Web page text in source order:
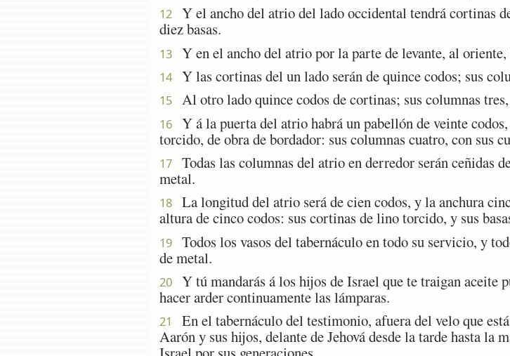
12
Y el ancho del atrio del lado occidental tendrá cortinas
diez basas.
13 Y en el ancho del atrio por la parte de levante, al
14 Y las cortinas del un lado serán de quince codos; sus
15 Al otro lado quince codos de cortinas; sus columnas tres,
16
Y á la puerta del atrio habrá un pabellón de veinte
torcido, de obra de bordador: sus columnas cuatro, con sus
17
Todas las columnas del atrio en derredor serán ceñidas
metal.
18
La longitud del atrio será de cien codos, y la anchura
altura de cinco codos: sus cortinas de lino torcido, y sus
19
Todos los vasos del tabernáculo en todo su servicio, y
de metal.
20
Y tú mandarás á los hijos de Israel que te traigan
hacer arder continuamente las lámparas.
21
En el tabernáculo del testimonio, afuera del velo que
Aarón y sus hijos, delante de Jehová desde la tarde hasta la